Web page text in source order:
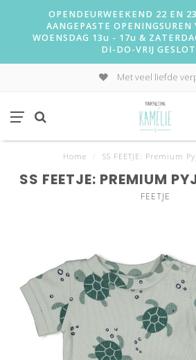
OPENDEURWEEKEND 22 EN
AANGEPASTE OPENINGSUREN
WOENSDAG 13u - 17u &
DI-DO-VRIJ
Met veel liefde
Home SS FEETJE: Premium
SS FEETJE: PREMIUM
FEETJE